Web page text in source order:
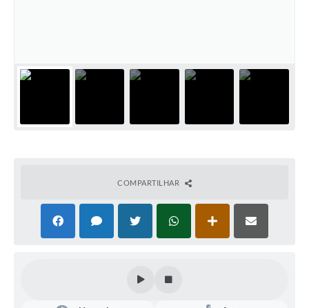
Sistema de Protocolo
Contratos
COMPARTILHAR